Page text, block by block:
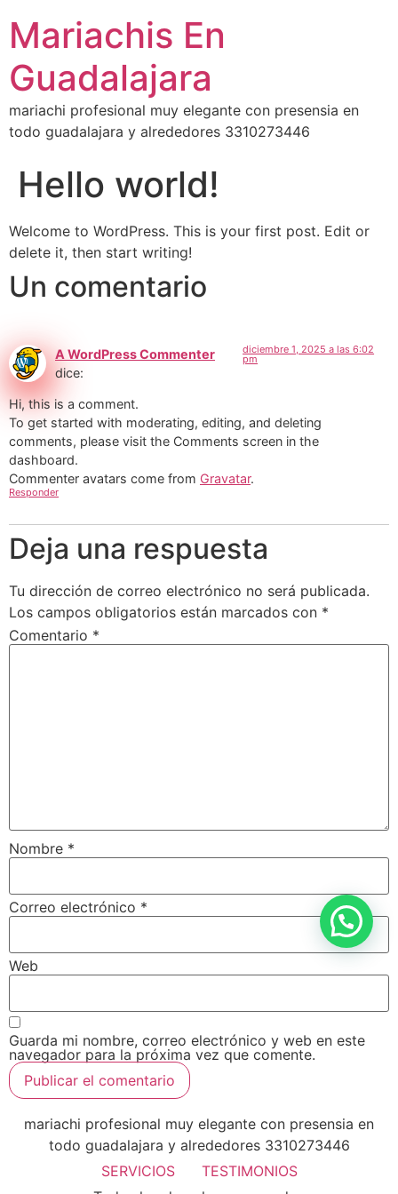
Mariachis En
Guadalajara
mariachi profesional muy elegante con presensia en
todo guadalajara y alrededores 3310273446
Hello world!
Welcome to WordPress. This is your first post. Edit or
delete it, then start writing!
Un comentario
A WordPress Commenter
dice:
diciembre 1, 2025 a las 6:02
pm
Hi, this is a comment.
To get started with moderating, editing, and deleting
comments, please visit the Comments screen in the
dashboard.
Commenter avatars come from Gravatar.
Responder
Deja una respuesta
Tu dirección de correo electrónico no será publicada.
Los campos obligatorios están marcados con *
Comentario *
Nombre *
Correo electrónico *
Web
Guarda mi nombre, correo electrónico y web en este
navegador para la próxima vez que comente.
mariachi profesional muy elegante con presensia en
todo guadalajara y alrededores 3310273446
SERVICIOS
TESTIMONIOS